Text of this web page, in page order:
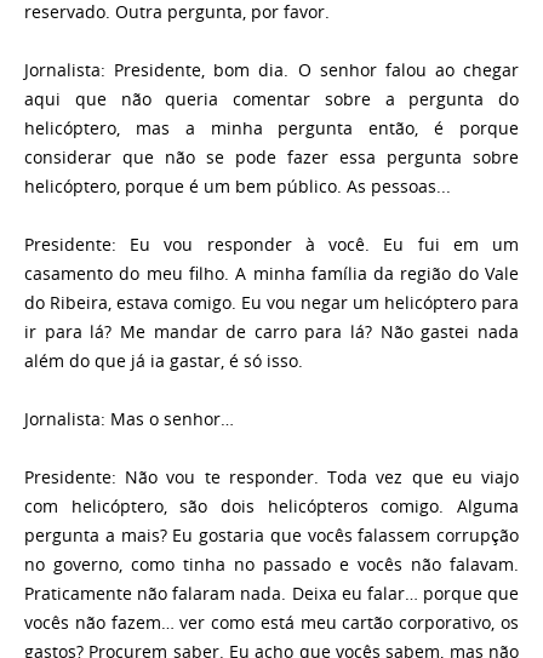
reservado. Outra pergunta, por favor.
Jornalista: Presidente, bom dia. O senhor falou ao chegar
aqui que não queria comentar sobre a pergunta do
helicóptero, mas a minha pergunta então, é porque
considerar que não se pode fazer essa pergunta sobre
helicóptero, porque é um bem público. As pessoas...
Presidente: Eu vou responder à você. Eu fui em um
casamento do meu filho. A minha família da região do Vale
do Ribeira, estava comigo. Eu vou negar um helicóptero para
ir para lá? Me mandar de carro para lá? Não gastei nada
além do que já ia gastar, é só isso.
Jornalista: Mas o senhor…
Presidente: Não vou te responder. Toda vez que eu viajo
com helicóptero, são dois helicópteros comigo. Alguma
pergunta a mais? Eu gostaria que vocês falassem corrupção
no governo, como tinha no passado e vocês não falavam.
Praticamente não falaram nada. Deixa eu falar… porque que
vocês não fazem… ver como está meu cartão corporativo, os
gastos? Procurem saber. Eu acho que vocês sabem, mas não